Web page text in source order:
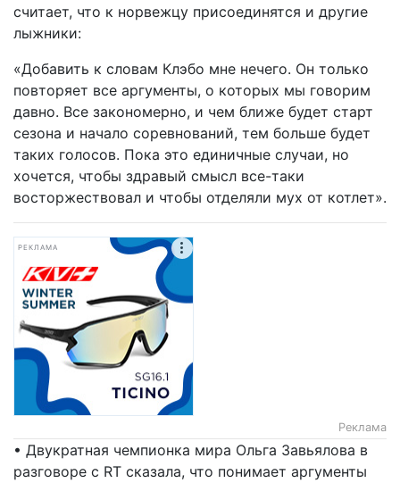
считает, что к норвежцу присоединятся и другие
лыжники:
«Добавить к словам Клэбо мне нечего. Он только
повторяет все аргументы, о которых мы говорим
давно. Все закономерно, и чем ближе будет старт
сезона и начало соревнований, тем больше будет
таких голосов. Пока это единичные случаи, но
хочется, чтобы здравый смысл все-таки
восторжествовал и чтобы отделяли мух от котлет».
РЕКЛАМА
Реклама
• Двукратная чемпионка мира Ольга Завьялова в
разговоре с RT сказала, что понимает аргументы